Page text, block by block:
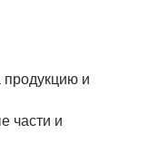
продукцию и
части и